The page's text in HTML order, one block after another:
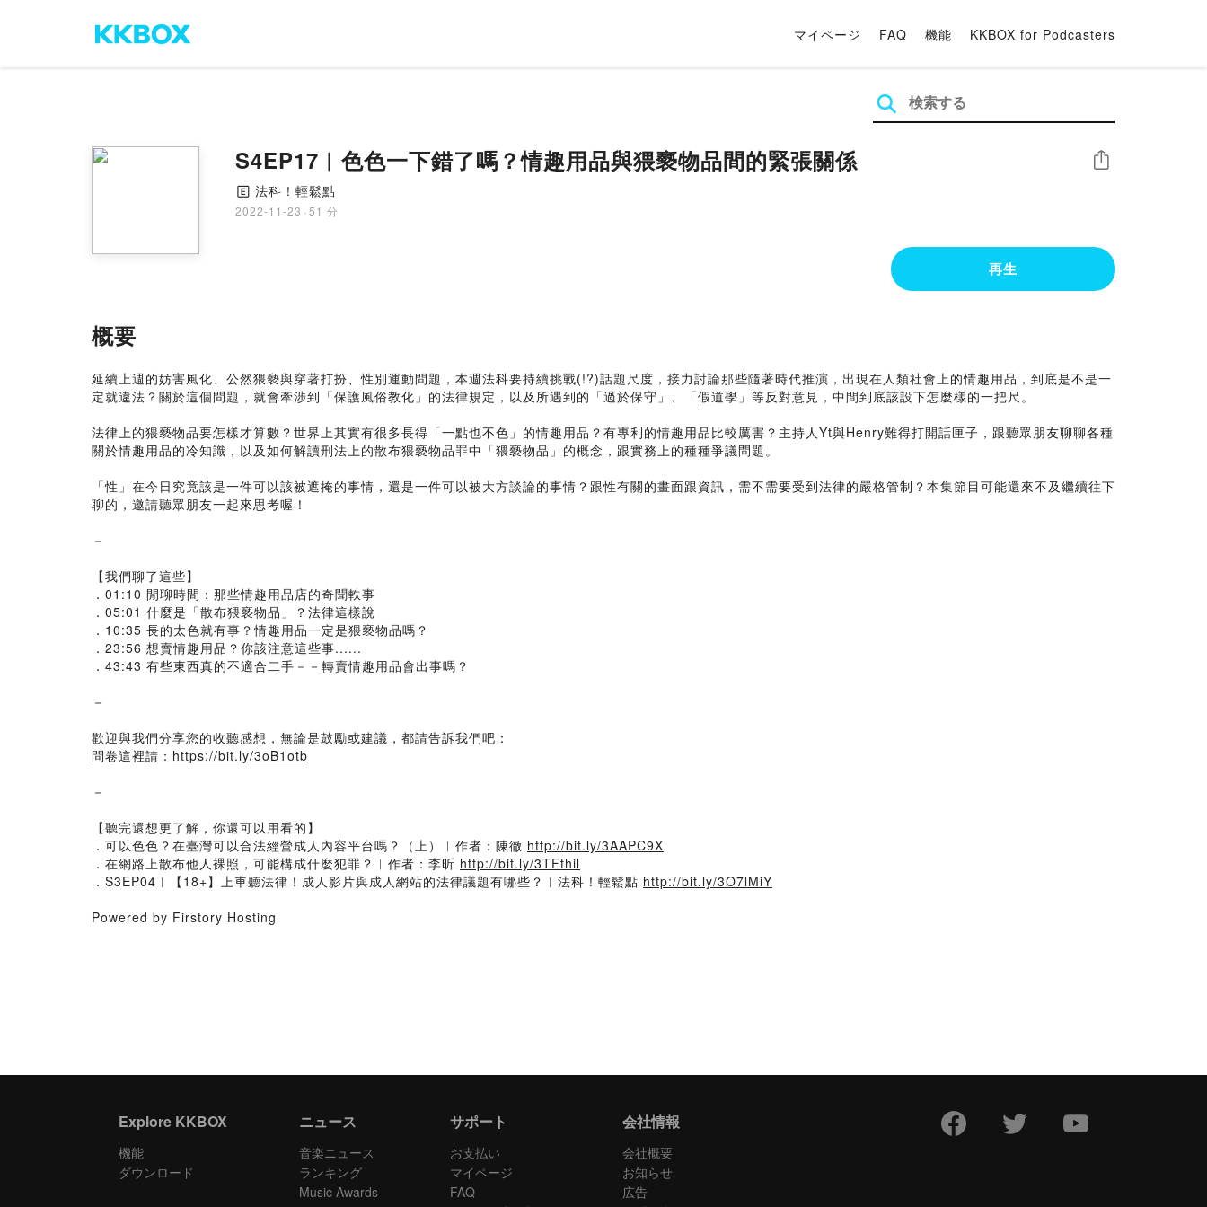
マイページ FAQ 機能 KKBOX for Podcasters
S4EP17︱色色一下錯了嗎？情趣用品與猥褻物品間的緊張關係
🄴 法科！輕鬆點
2022-11-23 · 51 分
シェア
再生
概要
延續上週的妨害風化、公然猥褻與穿著打扮、性別運動問題，本週法科要持續挑戰(!?)話題尺度，接力討論那些隨著時代推演，出現在人類社會上的情趣用品，到底是不是一
定就違法？關於這個問題，就會牽涉到「保護風俗教化」的法律規定，以及所遇到的「過於保守」、「假道學」等反對意見，中間到底該設下怎麼樣的一把尺。
法律上的猥褻物品要怎樣才算數？世界上其實有很多長得「一點也不色」的情趣用品？有專利的情趣用品比較厲害？主持人Yt與Henry難得打開話匣子，跟聽眾朋友聊聊各種
關於情趣用品的冷知識，以及如何解讀刑法上的散布猥褻物品罪中「猥褻物品」的概念，跟實務上的種種爭議問題。
「性」在今日究竟該是一件可以該被遮掩的事情，還是一件可以被大方談論的事情？跟性有關的畫面跟資訊，需不需要受到法律的嚴格管制？本集節目可能還來不及繼續往下
聊的，邀請聽眾朋友一起來思考喔！
－
【我們聊了這些】
．01:10 閒聊時間：那些情趣用品店的奇聞軼事
．05:01 什麼是「散布猥褻物品」？法律這樣說
．10:35 長的太色就有事？情趣用品一定是猥褻物品嗎？
．23:56 想賣情趣用品？你該注意這些事......
．43:43 有些東西真的不適合二手－－轉賣情趣用品會出事嗎？
－
歡迎與我們分享您的收聽感想，無論是鼓勵或建議，都請告訴我們吧：
問卷這裡請： https://bit.ly/3oB1otb
－
【聽完還想更了解，你還可以用看的】
．可以色色？在臺灣可以合法經營成人內容平台嗎？（上）︱作者：陳徹 http://bit.ly/3AAPC9X
．在網路上散布他人裸照，可能構成什麼犯罪？︱作者：李昕 http://bit.ly/3TFthil
．S3EP04︱【18+】上車聽法律！成人影片與成人網站的法律議題有哪些？︱法科！輕鬆點 http://bit.ly/3O7lMiY
Powered by Firstory Hosting
Explore KKBOX
機能
ダウンロード
ニュース
音楽ニュース
ランキング
Music Awards
サポート
お支払い
マイページ
FAQ
会社情報
会社概要
お知らせ
広告